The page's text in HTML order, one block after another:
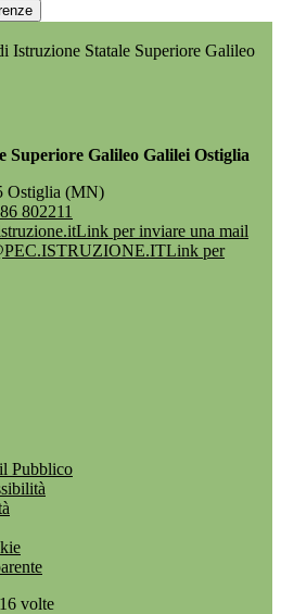
Istruzione Statale Superiore Galileo
Superiore Galileo Galilei Ostiglia
Ostiglia (MN)
802211
Link per inviare una mail
Link per
Pubblico
volte